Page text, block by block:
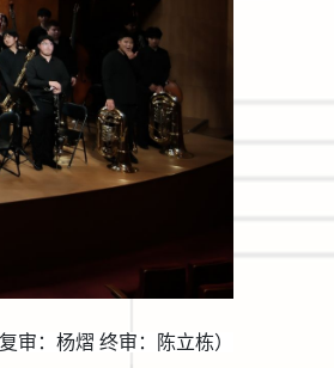
复审：杨熠 终审：陈立栋）